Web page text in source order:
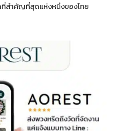
สำคัญที่สุดแห่งหนึ่งของไทย